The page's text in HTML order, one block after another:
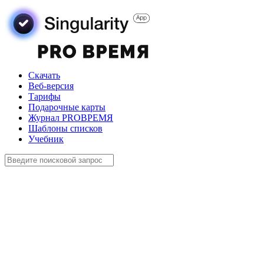
Скачать
Веб-версия
Тарифы
Подарочные карты
Журнал PROВРЕМЯ
Шаблоны списков
Учебник